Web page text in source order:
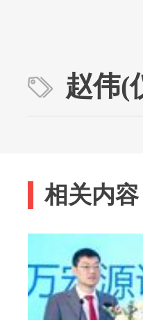
赵伟(
相关内容